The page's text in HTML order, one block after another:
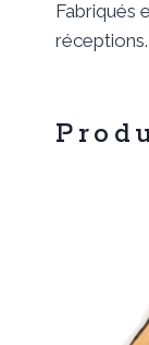
Fabriqués
réceptions.